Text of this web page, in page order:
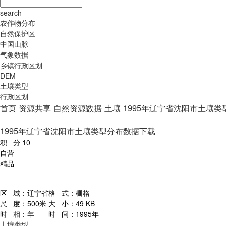
search
农作物分布
自然保护区
中国山脉
气象数据
乡镇行政区划
DEM
土壤类型
行政区划
首页 资源共享 自然资源数据 土壤 1995年辽宁省沈阳市土壤类
1995年辽宁省沈阳市土壤类型分布数据下载
积 分 10
自营
精品
区 域： 辽宁省格 式： 栅格
尺 度： 500米 大 小： 49 KB
时 相： 年 时 间： 1995年